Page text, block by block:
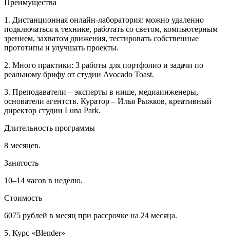
Преимущества
1. Дистанционная онлайн-лаборатория: можно удаленно
подключаться к технике, работать со светом, компьютерным
зрением, захватом движения, тестировать собственные
прототипы и улучшать проекты.
2. Много практики: 3 работы для портфолио и задачи по
реальному брифу от студии Avocado Toast.
3. Преподаватели – эксперты в нише, медиаинженеры,
основатели агентств. Куратор – Илья Рыжков, креативный
директор студии Luna Park.
Длительность программы
8 месяцев.
Занятость
10–14 часов в неделю.
Стоимость
6075 рублей в месяц при рассрочке на 24 месяца.
5. Курс «Blender»